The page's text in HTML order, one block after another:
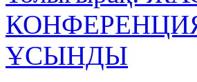
ҰСЫНДЫ